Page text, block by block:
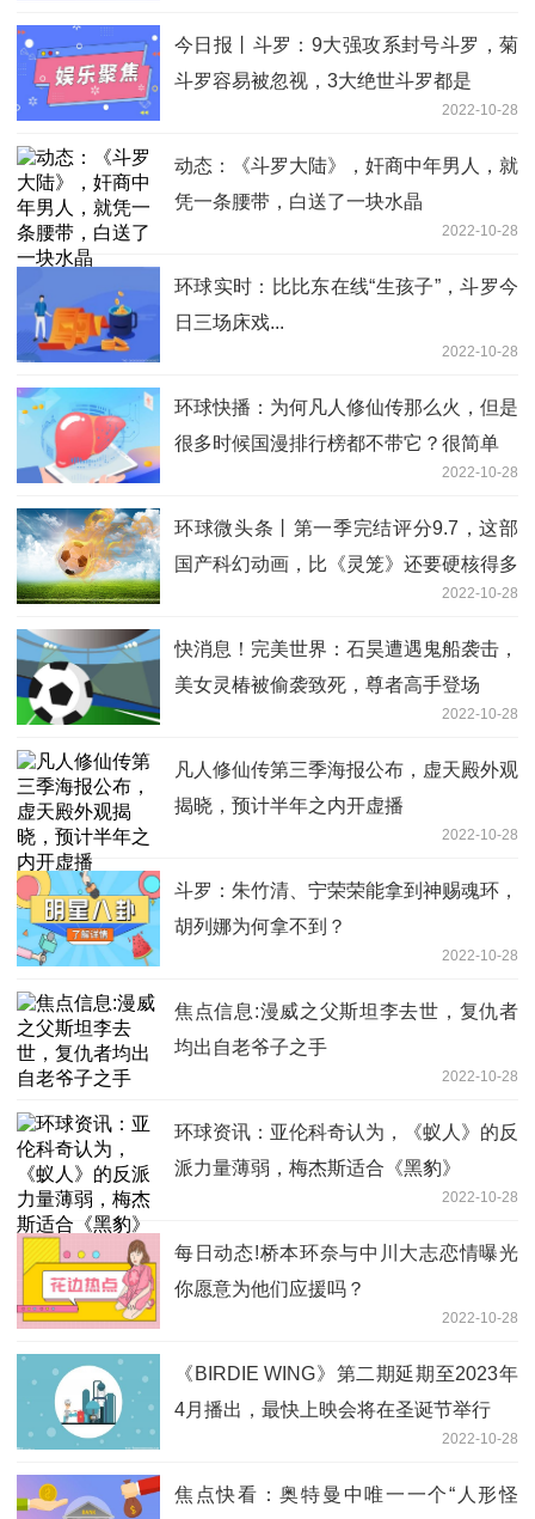
今日报丨斗罗：9大强攻系封号斗罗，菊
斗罗容易被忽视，3大绝世斗罗都是
2022-10-28
动态：《斗罗大陆》，奸商中年男人，就
凭一条腰带，白送了一块水晶
2022-10-28
环球实时：比比东在线“生孩子”，斗罗今
日三场床戏...
2022-10-28
环球快播：为何凡人修仙传那么火，但是
很多时候国漫排行榜都不带它？很简单
2022-10-28
环球微头条丨第一季完结评分9.7，这部
国产科幻动画，比《灵笼》还要硬核得多
2022-10-28
快消息！完美世界：石昊遭遇鬼船袭击，
美女灵椿被偷袭致死，尊者高手登场
2022-10-28
凡人修仙传第三季海报公布，虚天殿外观
揭晓，预计半年之内开虚播
2022-10-28
斗罗：朱竹清、宁荣荣能拿到神赐魂环，
胡列娜为何拿不到？
2022-10-28
焦点信息:漫威之父斯坦李去世，复仇者
均出自老爷子之手
2022-10-28
环球资讯：亚伦科奇认为，《蚁人》的反
派力量薄弱，梅杰斯适合《黑豹》
2022-10-28
每日动态!桥本环奈与中川大志恋情曝光
你愿意为他们应援吗？
2022-10-28
《BIRDIE WING》第二期延期至2023年
4月播出，最快上映会将在圣诞节举行
2022-10-28
焦点快看：奥特曼中唯一一个“人形怪